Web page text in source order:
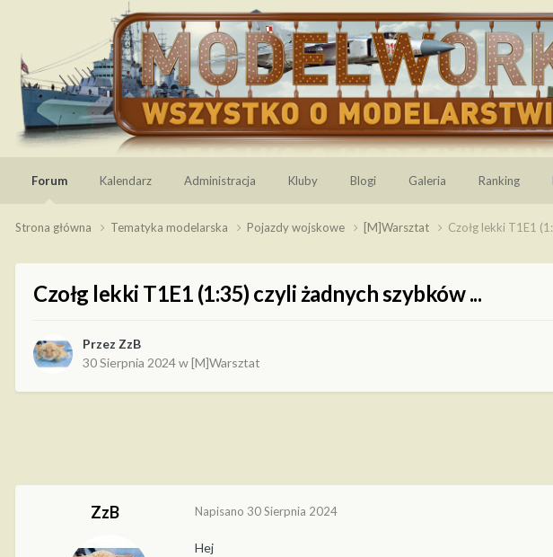
Forum Kalendarz Administracja Kluby Blogi Galeria Ranking
Strona główna Tematyka modelarska Pojazdy wojskowe [M]Warsztat Czołg lekki T1E1
Czołg lekki T1E1 (1:35) czyli żadnych szybków ...
Przez ZzB
30 Sierpnia 2024w[M]Warsztat
ZzB Napisano 30 Sierpnia 2024
Hej